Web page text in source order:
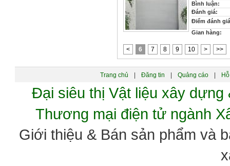
Bình luận:
Đánh giá:
Điểm đánh
Gian hàng:
< 6 7 8 9 10 > >>
Trang chủ Đăng tin Quảng cáo
Đại siêu thị Vật liệu xây
Thương mại điện tử ngành
Giới thiệu & Bán sản phẩm và